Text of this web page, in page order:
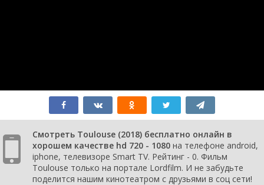
Смотреть Toulouse (2018) бесплатно онлайн в
хорошем качестве hd 720 - 1080 на телефоне android,
iphone, телевизоре Smart TV. Рейтинг - 0. Фильм
Toulouse только на портале Lordfilm. И не забудьте
поделится нашим кинотеатром с друзьями в соц сети!